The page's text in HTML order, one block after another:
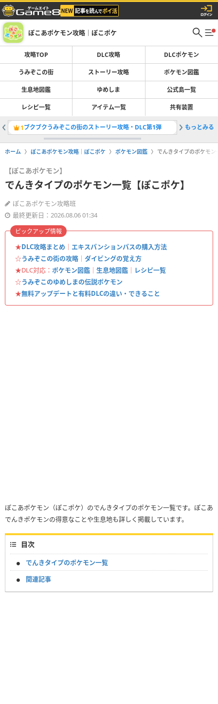
ぽこあポケモン攻略｜ぽこポケ
攻略TOP DLC攻略 DLCポケモン
うみぞこの街 ストーリー攻略 ポケモン図鑑
生息地図鑑 ゆめしま 公式島一覧
レシピ一覧 アイテム一覧 共有装置
1ブクブクうみぞこの街のストーリー攻略・DLC第1弾 2ポケモ
もっとみる
ホーム ぽこあポケモン攻略｜ぽこポケ ポケモン図鑑 でんきタイプのポケモ
【ぽこあポケモン】
でんきタイプのポケモン一覧【ぽこポケ】
ぽこあポケモン攻略班
最終更新日：2026.08.06 01:34
★DLC攻略まとめ ｜ エキスパンションパスの購入方法
☆うみぞこの街の攻略 ｜ ダイビングの覚え方
★DLC対応： ポケモン図鑑 ｜ 生息地図鑑 ｜ レシピ一覧
☆うみぞこのゆめしまの伝説ポケモン
★無料アップデートと有料DLCの違い・できること
ピックアップ情報
ぽこあポケモン（ぽこポケ）のでんきタイプのポケモン一覧です。ぽこあ
でんきポケモンの得意なことや生息地も詳しく掲載しています。
目次
でんきタイプのポケモン一覧
関連記事